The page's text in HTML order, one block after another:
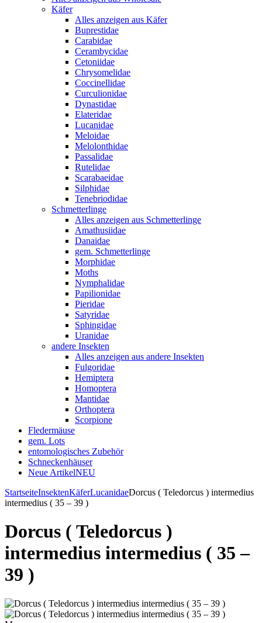
Käfer
Alles anzeigen aus Käfer
Buprestidae
Carabidae
Cerambycidae
Cetoniidae
Chrysomelidae
Coccinellidae
Curculionidae
Dynastidae
Elateridae
Lucanidae
Meloidae
Melolonthidae
Passalidae
Rutelidae
Scarabaeidae
Silphidae
Tenebriodidae
Schmetterlinge
Alles anzeigen aus Schmetterlinge
Amathusiidae
Danaidae
gem. Schmetterlinge
Morphidae
Moths
Nymphalidae
Papilionidae
Pieridae
Satyridae
Sphingidae
Uranidae
andere Insekten
Alles anzeigen aus andere Insekten
Fulgoridae
Hemiptera
Homoptera
Mantidae
Orthoptera
Scorpione
Fledermäuse
gem. Lots
entomologisches Zubehör
Schneckenhäuser
Neue ArtikelNEU
StartseiteInsektenKäferLucanidaeDorcus ( Teledorcus ) intermedius
intermedius ( 35 – 39 )
Dorcus ( Teledorcus )
intermedius intermedius ( 35 –
39 )